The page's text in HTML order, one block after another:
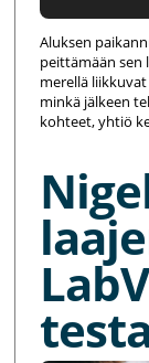
Aluksen
peittämään sen
merellä
minkä jälkeen
kohteet, yhtiö